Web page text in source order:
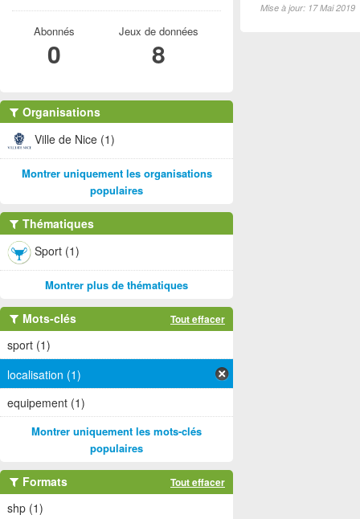
Mise à jour: 17 Mai 2019
Abonnés
0
Jeux de données
8
Organisations
Ville de Nice (1)
Montrer uniquement les organisations
populaires
Thématiques
Sport (1)
Montrer plus de thématiques
Mots-clés Tout effacer
sport (1)
localisation (1)
equipement (1)
Montrer uniquement les mots-clés
populaires
Formats Tout effacer
shp (1)